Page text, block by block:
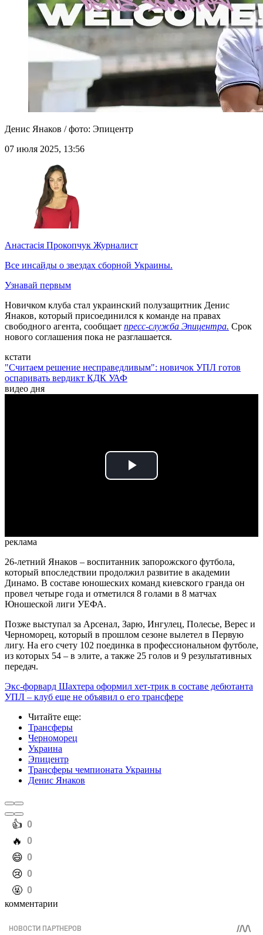
Денис Янаков / фото: Эпицентр
07 июля 2025, 13:56
Анастасія Прокопчук Журналист
Все инсайды о звездах сборной Украины.
Узнавай первым
Новичком клуба стал украинский полузащитник Денис
Янаков, который присоединился к команде на правах
свободного агента, сообщает пресс-служба Эпицентра. Срок
нового соглашения пока не разглашается.
кстати
"Считаем решение несправедливым": новичок УПЛ готов
оспаривать вердикт КДК УАФ
видео дня
Play
реклама
26-летний Янаков – воспитанник запорожского футбола,
который впоследствии продолжил развитие в академии
Динамо. В составе юношеских команд киевского гранда он
провел четыре года и отметился 8 голами в 8 матчах
Юношеской лиги УЕФА.
Позже выступал за Арсенал, Зарю, Ингулец, Полесье, Верес и
Черноморец, который в прошлом сезоне вылетел в Первую
лигу. На его счету 102 поединка в профессиональном футболе,
из которых 54 – в элите, а также 25 голов и 9 результативных
передач.
Экс-форвард Шахтера оформил хет-трик в составе дебютанта
УПЛ – клуб еще не объявил о его трансфере
Читайте еще:
Трансферы
Черноморец
Украина
Эпицентр
Трансферы чемпионата Украины
Денис Янаков
️👍 0
️🔥 0
️😄 0
️😢 0
️🤬 0
комментарии